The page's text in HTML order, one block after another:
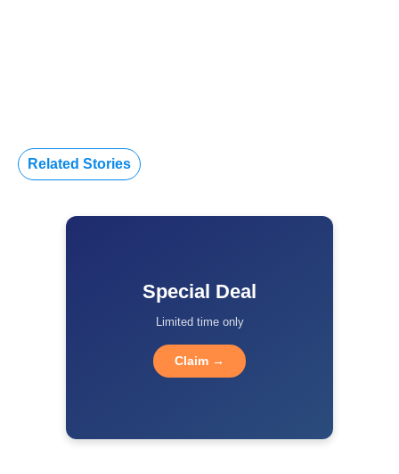
Related Stories
Special Deal
Limited time only
Claim →